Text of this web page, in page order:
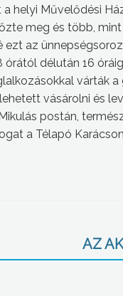
a helyi Művelődési
meg és több,
ezt az
órától délután 16
várták
vásárolni és
postán,
a Télapó
AZ